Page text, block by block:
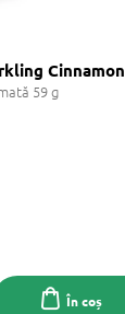
Cinnamon
59 g
În coș